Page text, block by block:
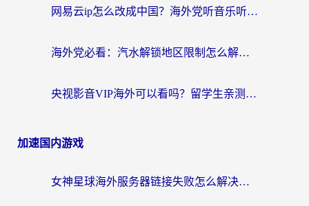
网易云ip怎么改成中国？海外党听音乐听书的无痛解决方案
海外党必看：汽水解锁地区限制怎么解除？3招解决国内影音&生活服务难题
央视影音VIP海外可以看吗？留学生亲测有效的回国加速器选择指南
加速国内游戏
女神星球海外服务器链接失败怎么解决？海外党国服游戏加速避坑指南